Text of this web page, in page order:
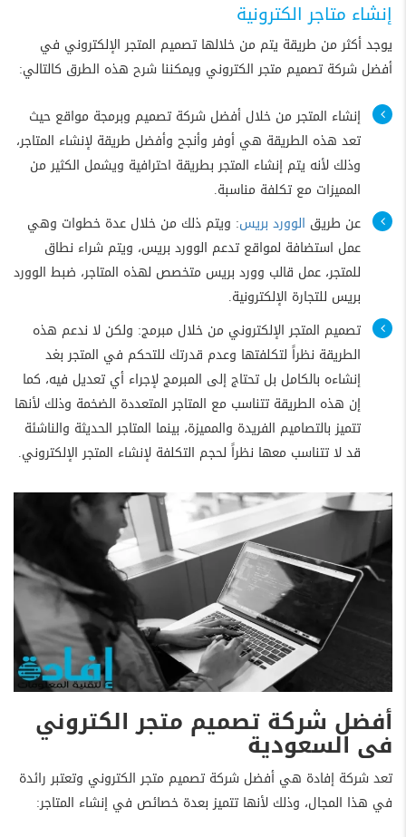
إنشاء متاجر الكترونية
يوجد أكثر من طريقة يتم من خلالها تصميم المتجر الإلكتروني في
أفضل شركة تصميم متجر الكتروني ويمكننا شرح هذه الطرق كالتالي:
إنشاء المتجر من خلال أفضل شركة تصميم وبرمجة مواقع حيث
تعد هذه الطريقة هي أوفر وأنجح وأفضل طريقة لإنشاء المتاجر،
وذلك لأنه يتم إنشاء المتجر بطريقة احترافية ويشمل الكثير من
المميزات مع تكلفة مناسبة.
عن طريق الوورد بريس: ويتم ذلك من خلال عدة خطوات وهي
عمل استضافة لمواقع تدعم الوورد بريس، ويتم شراء نطاق
للمتجر، عمل قالب وورد بريس متخصص لهذه المتاجر، ضبط الوورد
بريس للتجارة الإلكترونية.
تصميم المتجر الإلكتروني من خلال مبرمج: ولكن لا ندعم هذه
الطريقة نظراً لتكلفتها وعدم قدرتك للتحكم في المتجر بغد
إنشاءه بالكامل بل تحتاج إلى المبرمج لإجراء أي تعديل فيه، كما
إن هذه الطريقة تتناسب مع المتاجر المتعددة الضخمة وذلك لأنها
تتميز بالتصاميم الفريدة والمميزة، بينما المتاجر الحديثة والناشئة
قد لا تتناسب معها نظراً لحجم التكلفة لإنشاء المتجر الإلكتروني.
أفضل شركة تصميم متجر الكتروني
فى السعودية
تعد شركة إفادة هي أفضل شركة تصميم متجر الكتروني وتعتبر رائدة
في هذا المجال، وذلك لأنها تتميز بعدة خصائص في إنشاء المتاجر: